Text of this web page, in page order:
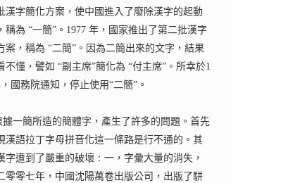
漢字簡化方案，使中國進入了廢除漢字的起動
稱為 “一簡”。 1977 年，國家推出了第二批漢字
案，稱為 “二簡”。因為二簡出來的文字，結果
不懂，譬如 “副主席”簡化為 “付主席”。所幸於1
國務院通知，停止使用“二簡”。
據一簡所造的簡體字，產生了許多的問題。首先
漢語拉丁字母拼音化這一條路是行不通的。其
字遭到了嚴重的破壞 ： 一，字彙大量的消失，
零零七年，中國沈陽萬卷出版公司，出版了駢